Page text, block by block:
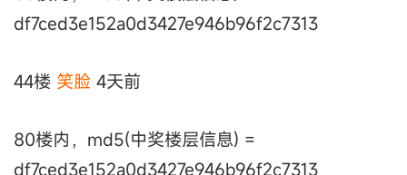
df7ced3e152a0d3427e946b96f2c7313
44楼 笑脸 4天前
80楼内，md5(中奖楼层信息) =
df7ced3e152a0d3427e946b96f2c7313